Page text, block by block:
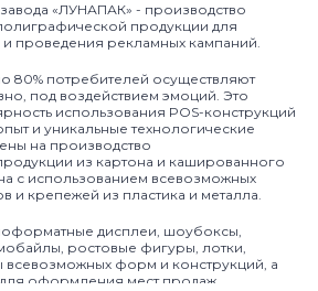
«ЛУНАПАК» - производство
продукции для
проведения рекламных кампаний.
80% потребителей осуществляют
под воздействием эмоций. Это
использования POS-конструкций
и уникальные технологические
на производство
из картона и кашированного
с использованием всевозможных
и крепежей из пластика и металла.
дисплеи, шоубоксы,
ростовые фигуры, лотки,
форм и конструкций, а
оформления мест продаж.